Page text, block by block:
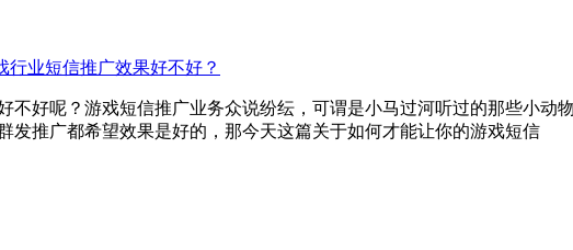
行业短信推广效果好不好？
不好呢？游戏短信推广业务众说纷纭，可谓是小马过河听过的那些小
发推广都希望效果是好的，那今天这篇关于如何才能让你的游戏短信